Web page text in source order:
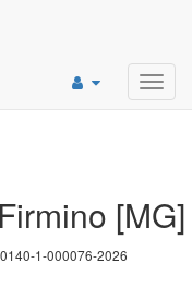
[MG]
1-000076-2026